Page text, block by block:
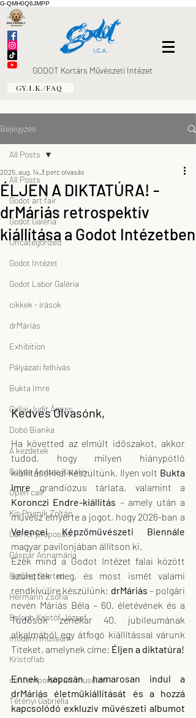
G-QMH0Q6JMPP
GODOT Kortárs Művészeti Intézet
GY.I.K./FAQ
Bejegyzés
All Posts
Godot art fair
Godot Galéria
Uncategorized
Godot Intézet
Godot Labor Galéria
cikkek - írások
drMáriás
Exhibition
Pályázati felhívás
Bukta Imre
Gallai Judit Ágnes
Dobó Bianka
A kezdetek
Gulyás Andrea Katalin
Open call
Kis Prumik Zoltán
Call for proposals
Gáspár Annamária
Getting Started
Hermann Zsófia
Balogh Kristóf József
modern museum
Kristoflab
contemporary art museum
Tétényi Gabriella
All Posts
ÉLJEN A DIKTATÚRA! -
drMáriás retrospektív
kiállítása a Godot Intézetben
2025. aug. 14. 3 perc olvasás
Kedves Olvasónk,
Ha követted az elmúlt időszakot, akkor
tudod, hogy milyen hiánypótló
kiállításokkal készültünk. Ilyen volt Bukta
Imre
Koronczi Endre-kiállítás – amely után a
Velencei Képzőművészeti Biennále
magyar pavilonjában állítson ki.
Ezek mind a Godot Intézet falai között
születtek meg, és most ismét valami
rendkívülire készülünk: drMáriás – polgári
nevén Máriás Béla – 60. életévének és a
Tudósok zenekar 40. jubileumának
alkalmából egy átfogó kiállítással várunk
Titeket, amelynek címe: Éljen a diktatúra!
Ennek kapcsán hamarosan indul a
drMáriás életműkiállítását és a hozzá
kapcsolódó exkluzív művészeti albumot